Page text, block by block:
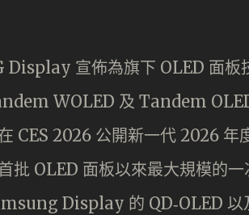
Display 宣佈為旗下 OLED 面板
WOLED 及 Tandem
CES 2026 公開新一代 2026
批 OLED 面板以來最大規模的
Display 的 QD‑OLED 以